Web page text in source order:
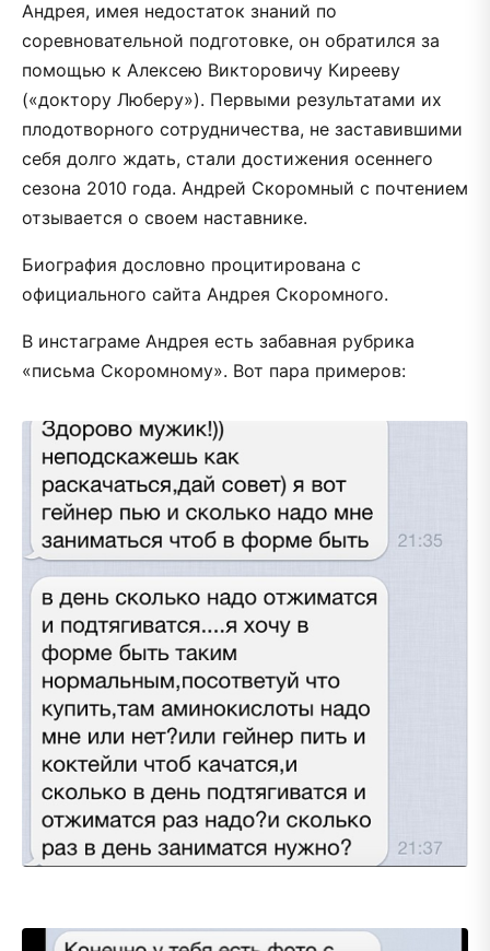
Андрея, имея недостаток знаний по
соревновательной подготовке, он обратился за
помощью к Алексею Викторовичу Кирееву
(«доктору Люберу»). Первыми результатами их
плодотворного сотрудничества, не заставившими
себя долго ждать, стали достижения осеннего
сезона 2010 года. Андрей Скоромный с почтением
отзывается о своем наставнике.
Биография дословно процитирована с
официального сайта Андрея Скоромного.
В инстаграме Андрея есть забавная рубрика
«письма Скоромному». Вот пара примеров: